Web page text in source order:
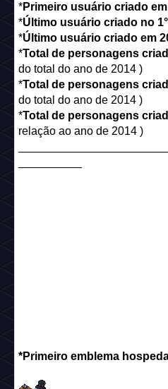
*Primeiro usuário criado em
*Último usuário criado no
*Último usuário criado em
*Total de personagens
do total do ano de 2014 )
*Total de personagens
do total do ano de 2014 )
*Total de personagens
relação ao ano de 2014 )
*Primeiro emblema